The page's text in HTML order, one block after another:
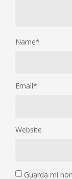
Name*
Email*
Website
Guarda mi